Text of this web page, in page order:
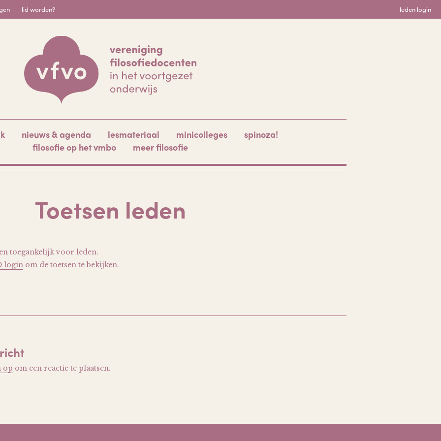
lid worden? leden login
nieuws & agenda lesmateriaal minicolleges
spinoza!
filosofie op het vmbo
meer filosofie
Toetsen leden
toegankelijk voor leden.
login om de toetsen te bekijken.
op om een reactie te plaatsen.